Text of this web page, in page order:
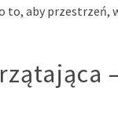
to, aby przestrzeń,